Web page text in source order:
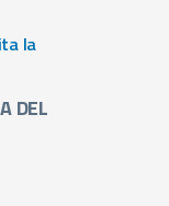
la
DEL